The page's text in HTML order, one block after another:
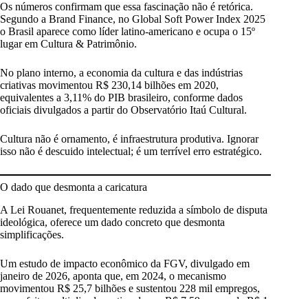
Os números confirmam que essa fascinação não é retórica.
Segundo a Brand Finance, no Global Soft Power Index 2025
o Brasil aparece como líder latino-americano e ocupa o 15º
lugar em Cultura & Patrimônio.
No plano interno, a economia da cultura e das indústrias
criativas movimentou R$ 230,14 bilhões em 2020,
equivalentes a 3,11% do PIB brasileiro, conforme dados
oficiais divulgados a partir do Observatório Itaú Cultural.
Cultura não é ornamento, é infraestrutura produtiva. Ignorar
isso não é descuido intelectual; é um terrível erro estratégico.
O dado que desmonta a caricatura
A Lei Rouanet, frequentemente reduzida a símbolo de disputa
ideológica, oferece um dado concreto que desmonta
simplificações.
Um estudo de impacto econômico da FGV, divulgado em
janeiro de 2026, aponta que, em 2024, o mecanismo
movimentou R$ 25,7 bilhões e sustentou 228 mil empregos,